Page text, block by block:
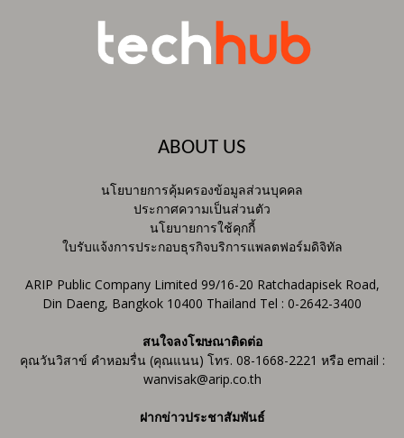
ABOUT US
นโยบายการคุ้มครองข้อมูลส่วนบุคคล
ประกาศความเป็นส่วนตัว
นโยบายการใช้คุกกี้
ใบรับแจ้งการประกอบธุรกิจบริการแพลตฟอร์มดิจิทัล
ARIP Public Company Limited 99/16-20 Ratchadapisek Road,
Din Daeng, Bangkok 10400 Thailand Tel : 0-2642-3400
สนใจลงโฆษณาติดต่อ
คุณวันวิสาข์ คำหอมรื่น (คุณแนน) โทร. 08-1668-2221 หรือ email :
wanvisak@arip.co.th
ฝากข่าวประชาสัมพันธ์